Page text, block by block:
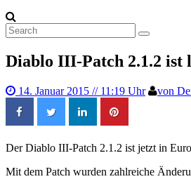
Diablo III-Patch 2.1.2 ist
14. Januar 2015 // 11:19 Uhr von
Der Diablo III-Patch 2.1.2 ist jetzt in
Mit dem Patch wurden zahlreiche